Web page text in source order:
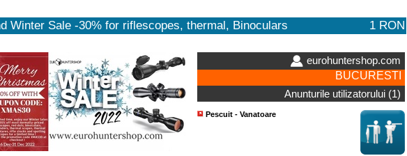
Winter Sale -30% for riflescopes, thermal, Binoculars 1 RON
eurohuntershop.com
BUCURESTI
Anunturile utilizatorului (1)
Pescuit - Vanatoare